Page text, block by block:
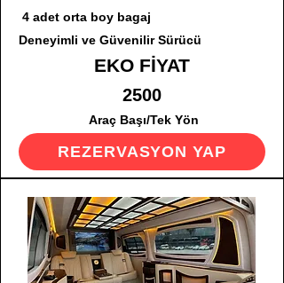
4 adet orta boy bagaj
Deneyimli ve Güvenilir Sürücü
EKO FİYAT
2500
Araç Başı/Tek Yön
REZERVASYON YAP